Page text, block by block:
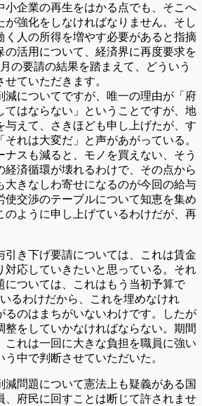
小企業の再生をはかる点でも、そこへ
が強化をしなければなりません。そし
く人の所得を増やす必要があると指摘
の活用について、経済界に再度要求を
の要請の結果を踏まえて、どういう
ていただきます。
についてですが、唯一の理由が「府
てはならない」ということですが、地
与えて、さきほども申し上げたが、す
れは大変だ」と声があがっている。
ナスも減ると、モノを買えない、そう
経済循環が壊れるわけで、その点から
大きなしわ寄せになるのが今回の給与
使交渉のテーブルについて知恵を集め
のように申し上げているわけだが、再
引き下げ要請については、これは賃金
対応していきたいと思っている。それ
については、これはもう当初予算で
るわけだから、これを埋めなけれ
るのはまちがいないわけです。したが
整をしていかなければならない。期間
これは一回に大きな負担を職員に強い
中で判断させていただいた。
減問題について憲法上も疑義がある国
、府民に回すことは断じて許されませ